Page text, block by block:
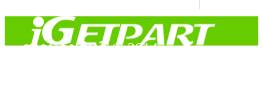
สงวนลิขสิทธิ์ © 2014